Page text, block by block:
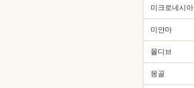
미크로네시아
미얀마
몰디브
몽골